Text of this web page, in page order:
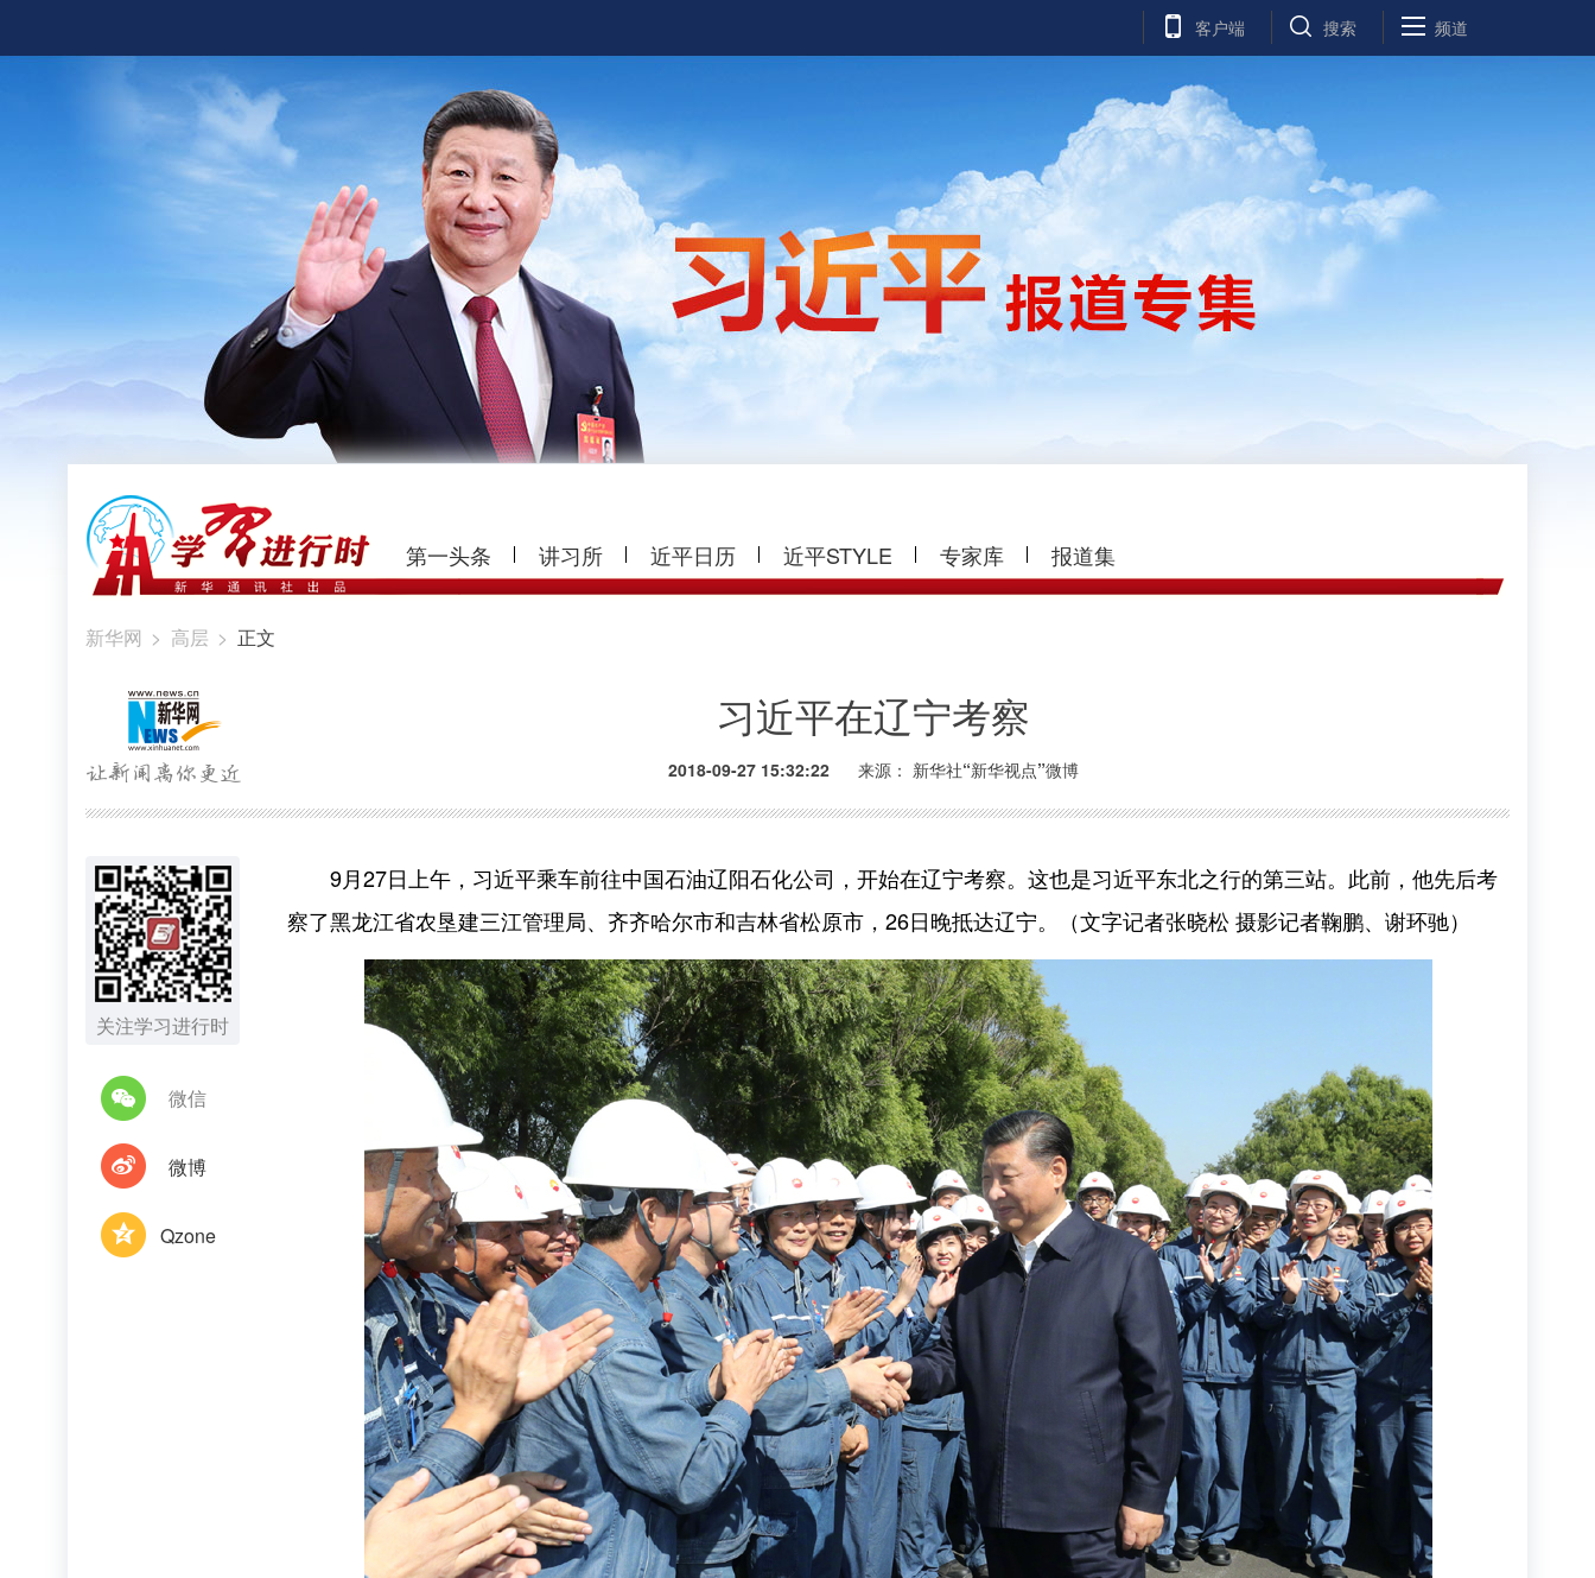
客户端 搜索 频道
第一头条 讲习所 近平日历 近平STYLE 专家库 报道集
新华网 > 高层 > 正文
习近平在辽宁考察
2018-09-27 15:32:22 来源： 新华社“新华视点”微博
关注学习进行时
微信
微博
Qzone
9月27日上午， 习近平乘车前往中国石油辽阳石化公司，开始在辽宁考察。这也是习近平东北之行的第三站。此前，他先后考
察了黑龙江省农垦建三江管理局、齐齐哈尔市和吉林省松原市，26日晚抵达辽宁。（文字记者张晓松 摄影记者鞠鹏、谢环驰）